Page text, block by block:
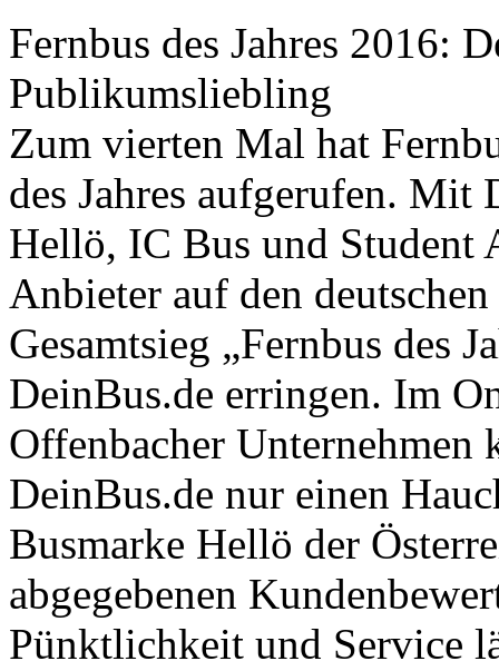
Fernbus des Jahres 2016:
Publikumsliebling
Zum vierten Mal hat
des Jahres aufgerufen.
Hellö, IC Bus und Student
Anbieter auf den
Gesamtsieg „Fernbus des
DeinBus.de erringen. Im
Offenbacher
DeinBus.de nur einen
Busmarke Hellö der
abgegebenen
Pünktlichkeit und Service